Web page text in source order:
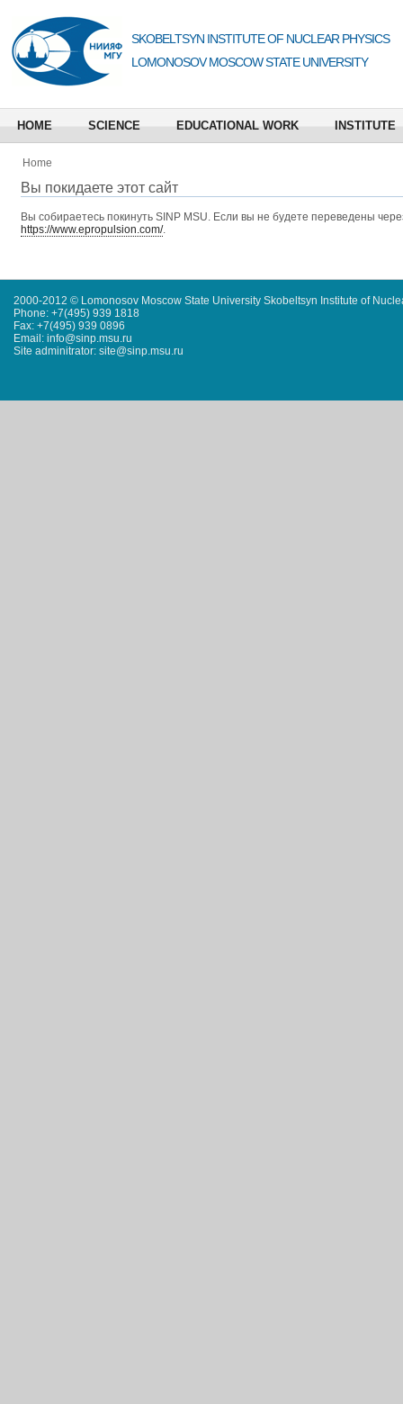
SKOBELTSYN INSTITUTE OF NUCLEAR PHYSICS
LOMONOSOV MOSCOW STATE UNIVERSITY
HOME SCIENCE EDUCATIONAL WORK INSTITUTE
Home
Вы покидаете этот сайт
Вы собираетесь покинуть SINP MSU. Если вы не будете переведены
https://www.epropulsion.com/.
2000-2012 © Lomonosov Moscow State University Skobeltsyn Institute of
Phone: +7(495) 939 1818
Fax: +7(495) 939 0896
Email: info@sinp.msu.ru
Site adminitrator: site@sinp.msu.ru